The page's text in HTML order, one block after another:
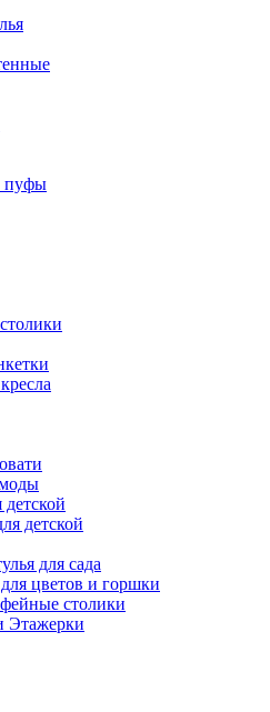
пуфы
детской
для сада
цветов и горшки
столики
Этажерки